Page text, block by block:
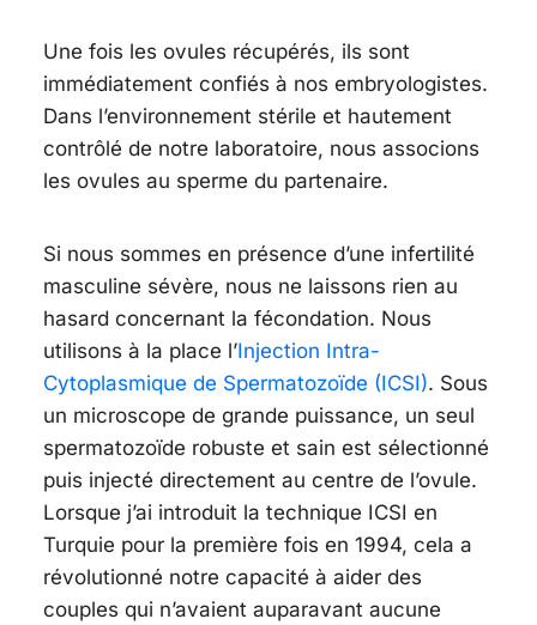
Une fois les ovules récupérés, ils sont
immédiatement confiés à nos embryologistes.
Dans l’environnement stérile et hautement
contrôlé de notre laboratoire, nous associons
les ovules au sperme du partenaire.
Si nous sommes en présence d’une infertilité
masculine sévère, nous ne laissons rien au
hasard concernant la fécondation. Nous
utilisons à la place l’Injection Intra-
Cytoplasmique de Spermatozoïde (ICSI). Sous
un microscope de grande puissance, un seul
spermatozoïde robuste et sain est sélectionné
puis injecté directement au centre de l’ovule.
Lorsque j’ai introduit la technique ICSI en
Turquie pour la première fois en 1994, cela a
révolutionné notre capacité à aider des
couples qui n’avaient auparavant aucune